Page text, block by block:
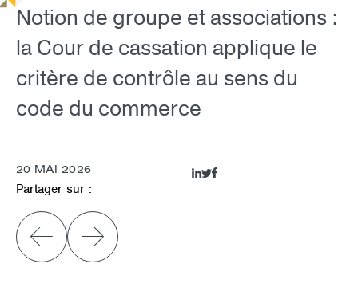
Notion de groupe et associations :
la Cour de cassation applique le
critère de contrôle au sens du
code du commerce
20 MAI 2026
Partager sur :